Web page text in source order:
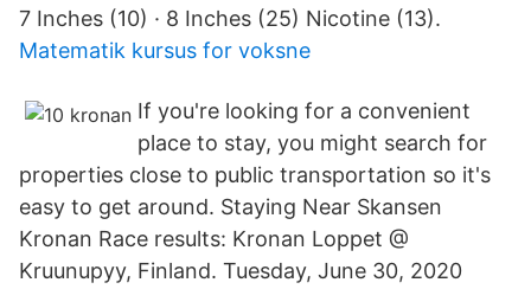
7 Inches (10) · 8 Inches (25) Nicotine (13).
Matematik kursus for voksne
If you're looking for a convenient
place to stay, you might search for
properties close to public transportation so it's
easy to get around. Staying Near Skansen
Kronan Race results: Kronan Loppet @
Kruunupyy, Finland. Tuesday, June 30, 2020